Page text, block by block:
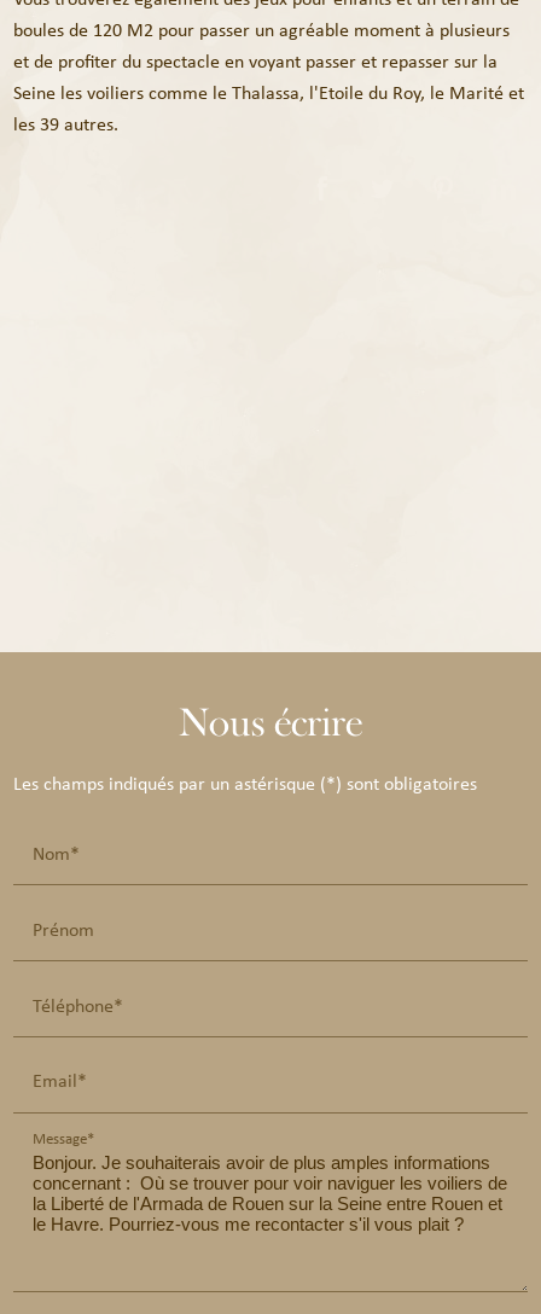
boules de 120 M2 pour passer un agréable moment à plusieurs
et de profiter du spectacle en voyant passer et repasser sur la
Seine les voiliers comme le Thalassa, l'Etoile du Roy, le Marité et
les 39 autres.
Nous écrire
Les champs indiqués par un astérisque (*) sont obligatoires
Nom*
Prénom
Téléphone*
Email*
Message*